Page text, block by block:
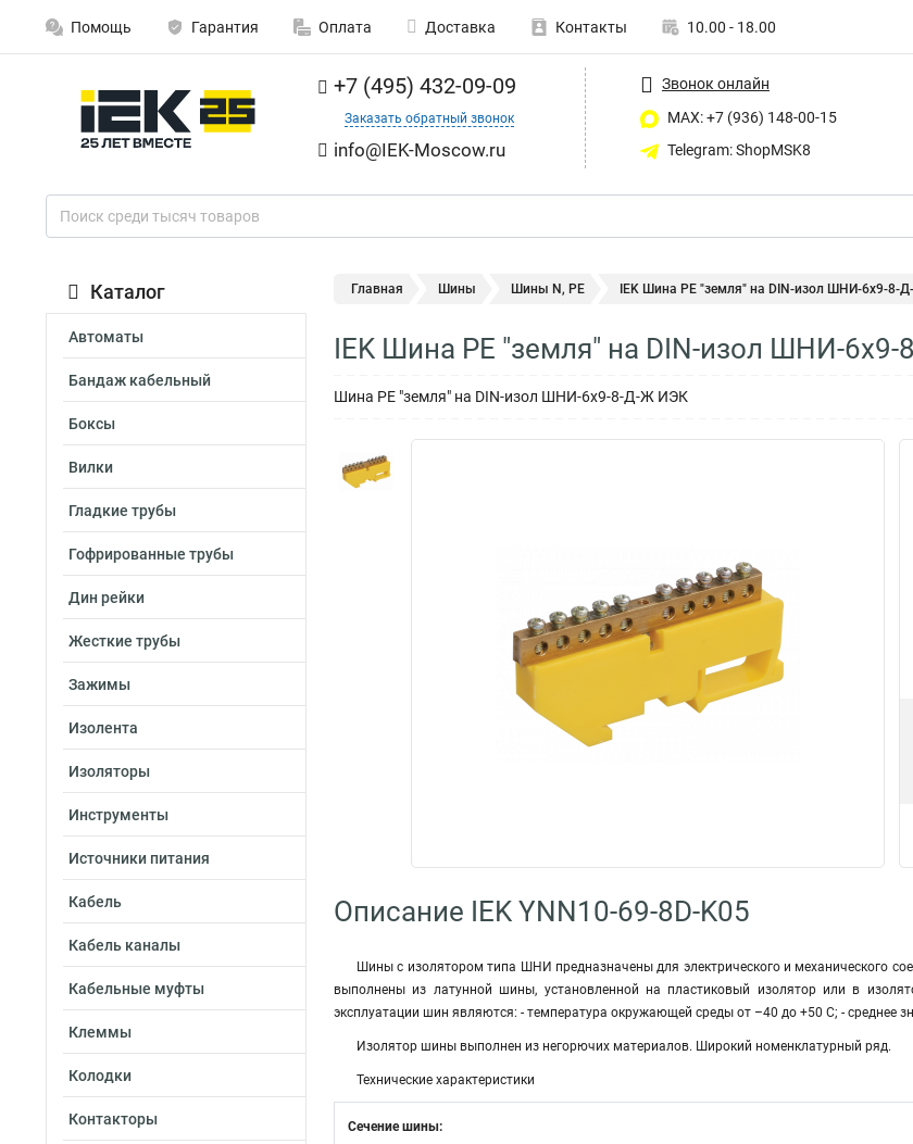
Помощь Гарантия Оплата Доставка Контакты 10.00 - 18.00
+7 (495) 432-09-09
Заказать обратный звонок
info@IEK-Moscow.ru
Звонок онлайн
MAX: +7 (936) 148-00-15
Telegram: ShopMSK8
Каталог
Автоматы
Бандаж кабельный
Боксы
Вилки
Гладкие трубы
Гофрированные трубы
Дин рейки
Жесткие трубы
Зажимы
Изолента
Изоляторы
Инструменты
Источники питания
Кабель
Кабель каналы
Кабельные муфты
Клеммы
Колодки
Контакторы
Главная Шины Шины N, PE IEK Шина PE "земля" на DIN-изол ШНИ-6х9-8-
IEK Шина PE "земля" на DIN-изол ШНИ-
Шина PE "земля" на DIN-изол ШНИ-6х9-8-Д-Ж ИЭК
Описание IEK YNN10-69-8D-K05
Шины с изолятором типа ШНИ предназначены для электрического и механического
выполнены из латунной шины, установленной на пластиковый изолятор или в
эксплуатации шин являютcя: - температура окружающей среды от –40 до +50 С; - среднее
Изолятор шины выполнен из негорючих материалов. Широкий номенклатурный ряд.
Технические характеристики
Сечение шины: